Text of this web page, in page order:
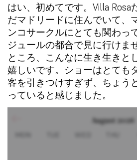
はい、初めてです。Villa Rosa
だマドリードに住んでいて、
ンコサークルにとても関わっ
ジュールの都合で見に行けま
ところ、こんなに生き生きと
嬉しいです。ショーはとても
客を引きつけすぎず、ちょう
っていると感じました。